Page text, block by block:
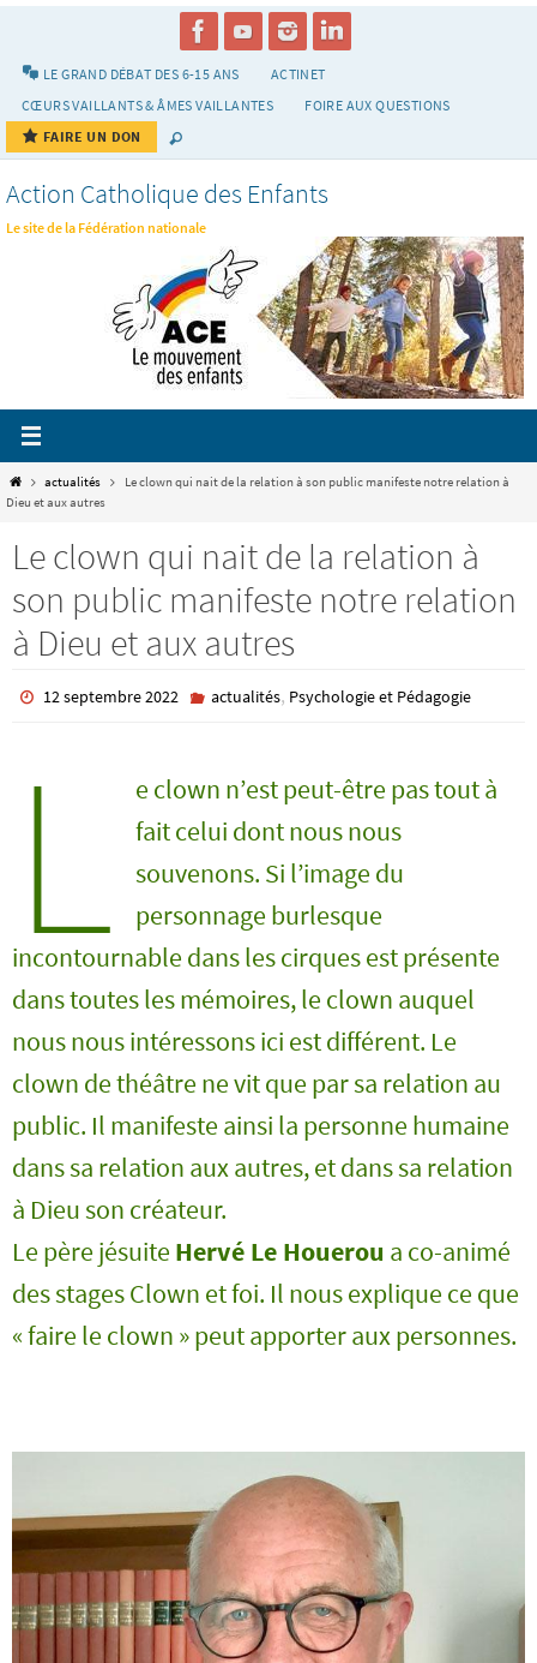
LE GRAND DÉBAT DES 6-15 ANS
ACTINET
CŒURS VAILLANTS & ÂMES VAILLANTES
FOIRE AUX QUESTIONS
FAIRE UN DON
Action Catholique des Enfants
Le site de la Fédération nationale
Homeactualités
Le clown qui nait de la relation à son public manifeste notre relation à
Dieu et aux autres
Le clown qui nait de la relation à
son public manifeste notre relation
à Dieu et aux autres
12 septembre 2022 actualités, Psychologie et Pédagogie
L
e clown n’est peut-être pas tout à
fait celui dont nous nous
souvenons. Si l’image du
personnage burlesque
incontournable dans les cirques est présente
dans toutes les mémoires, le clown auquel
nous nous intéressons ici est différent. Le
clown de théâtre ne vit que par sa relation au
public. Il manifeste ainsi la personne humaine
dans sa relation aux autres, et dans sa relation
à Dieu son créateur.
Le père jésuite Hervé Le Houerou a co-animé
des stages Clown et foi. Il nous explique ce que
« faire le clown » peut apporter aux personnes.